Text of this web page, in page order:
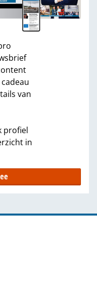
van
profiel
in